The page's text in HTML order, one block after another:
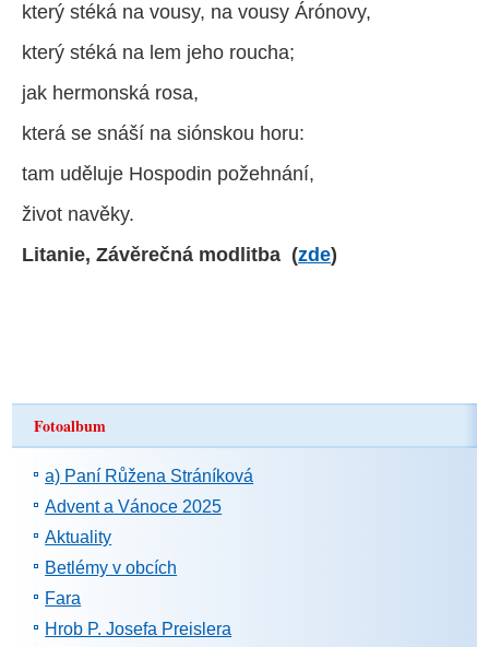
který stéká na vousy, na vousy Árónovy,
který stéká na lem jeho roucha;
jak hermonská rosa,
která se snáší na siónskou horu:
tam uděluje Hospodin požehnání,
život navěky.
Litanie, Závěrečná modlitba (zde)
Fotoalbum
a) Paní Růžena Stráníková
Advent a Vánoce 2025
Aktuality
Betlémy v obcích
Fara
Hrob P. Josefa Preislera